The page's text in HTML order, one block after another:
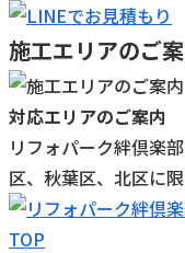
施工エリアのご
対応エリアのご案内
リフォパーク絆倶楽
区、秋葉区、北区に
TOP